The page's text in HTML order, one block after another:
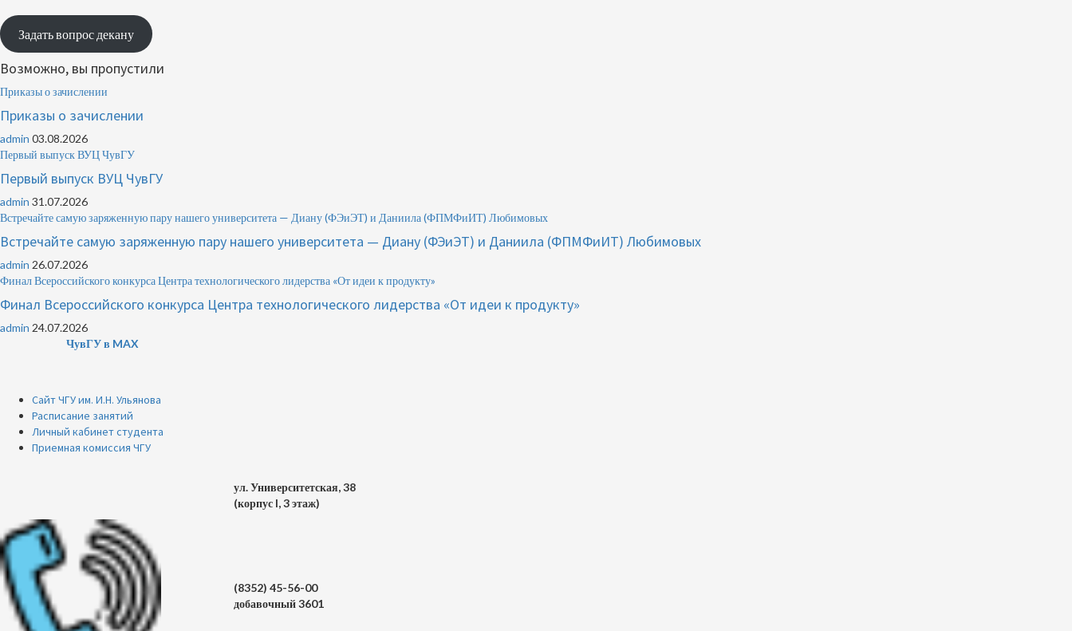
Задать вопрос декану
Возможно, вы пропустили
Приказы о зачислении
Приказы о зачислении
admin 03.08.2026
Первый выпуск ВУЦ ЧувГУ
Первый выпуск ВУЦ ЧувГУ
admin 31.07.2026
Встречайте самую заряженную пару нашего университета — Диану (ФЭиЭТ) и Даниила (ФПМФиИТ) Любимовых
Встречайте самую заряженную пару нашего университета — Диану (ФЭиЭТ) и Даниила (ФПМФиИТ) Любимовых
admin 26.07.2026
Финал Всероссийского конкурса Центра технологического лидерства «От идеи к продукту»
Финал Всероссийского конкурса Центра технологического лидерства «От идеи к продукту»
admin 24.07.2026
ЧувГУ в MAX
Сайт ЧГУ им. И.Н. Ульянова
Расписание занятий
Личный кабинет студента
Приемная комиссия ЧГУ
ул. Университетская, 38
(корпус I, 3 этаж)
(8352) 45-56-00
добавочный 3601